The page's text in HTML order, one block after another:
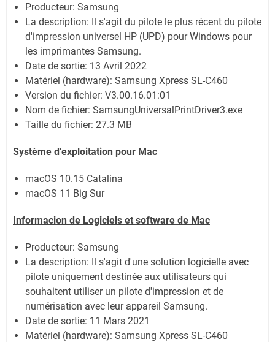
Producteur: Samsung
La description: Il s'agit du pilote le plus récent du pilote
d'impression universel HP (UPD) pour Windows pour
les imprimantes Samsung.
Date de sortie: 13 Avril 2022
Matériel (hardware): Samsung Xpress SL-C460
Version du fichier: V3.00.16.01:01
Nom de fichier: SamsungUniversalPrintDriver3.exe
Taille du fichier: 27.3 MB
Système d'exploitation pour Mac
macOS 10.15 Catalina
macOS 11 Big Sur
Informacion de Logiciels et software de Mac
Producteur: Samsung
La description: Il s'agit d'une solution logicielle avec
pilote uniquement destinée aux utilisateurs qui
souhaitent utiliser un pilote d'impression et de
numérisation avec leur appareil Samsung.
Date de sortie: 11 Mars 2021
Matériel (hardware): Samsung Xpress SL-C460